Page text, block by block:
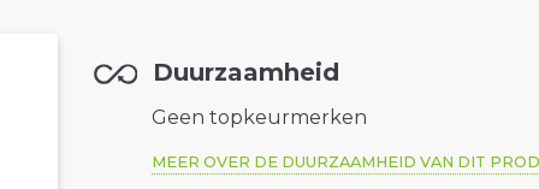
Duurzaamheid
Geen topkeurmerken
MEER OVER DE DUURZAAMHEID VAN DIT